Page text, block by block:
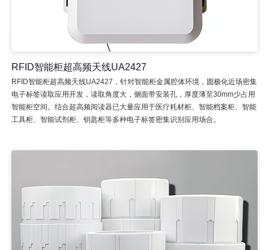
RFID智能柜超高频天线UA2427
RFID智能柜超高频天线UA2427，针对智能柜金属腔体环境，圆极化近场密集
电子标签读取应用开发，读取角度大，侧面带安装孔，厚度薄至30mm少占用
智能柜空间。结合超高频阅读器已大量应用于医疗耗材柜、智能档案柜、智能
工具柜、智能试剂柜、钥匙柜等多种电子标签密集识别应用场合。